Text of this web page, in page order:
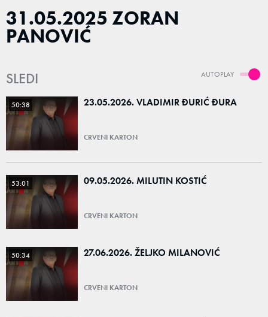
31.05.2025 ZORAN
PANOVIĆ
AUTOPLAY
SLEDI
50:38 23.05.2026. VLADIMIR ĐURIĆ ĐURA
CRVENI KARTON
53:01 09.05.2026. MILUTIN KOSTIĆ
CRVENI KARTON
50:34 27.06.2026. ŽELJKO MILANOVIĆ
CRVENI KARTON